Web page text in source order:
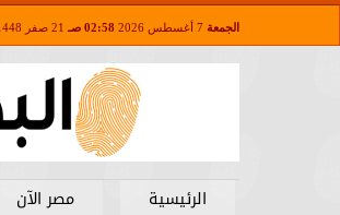
الجمعة 02:58 صـ 21 صفر 1448
الرئيسية مصر الآن